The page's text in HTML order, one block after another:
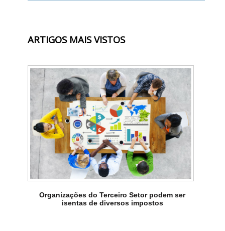
ARTIGOS MAIS VISTOS
Organizações do Terceiro Setor podem ser
isentas de diversos impostos